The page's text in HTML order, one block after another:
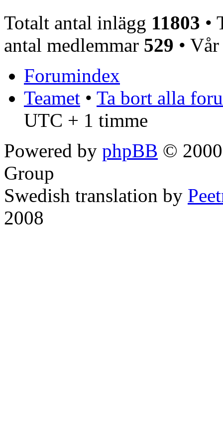
Totalt antal inlägg 11803 •
antal medlemmar 529 •
Forumindex
Teamet • Ta bort alla
UTC + 1 timme
Powered by phpBB ©
Group
Swedish translation by
2008